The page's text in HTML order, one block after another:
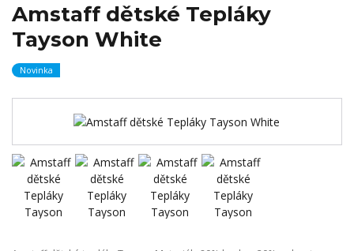
Amstaff dětské Tepláky
Tayson White
Novinka